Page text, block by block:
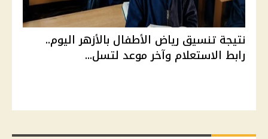
نتيجة تنسيق رياض الأطفال بالأزهر اليوم..
رابط الاستعلام وآخر موعد لتسل...